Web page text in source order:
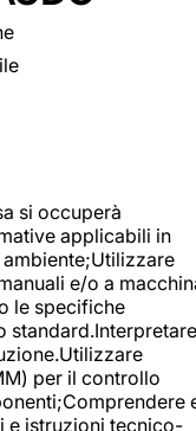
si occuperà
applicabili in
e/o a
le specifiche
standard.Interpretare
per il controllo
e istruzioni tecnico-